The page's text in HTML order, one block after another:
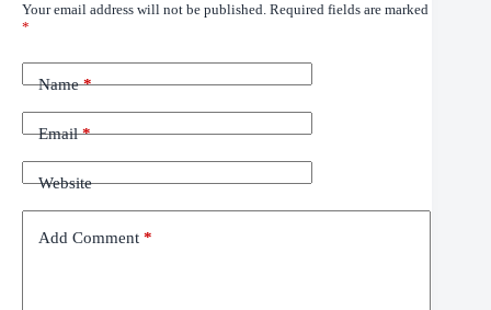
Your email address will not be published. Required fields are marked
*
Name*
Email*
Website
Add Comment *